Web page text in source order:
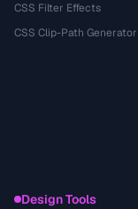
CSS Filter Effects
CSS Clip-Path Generator
Design Tools